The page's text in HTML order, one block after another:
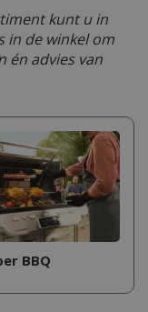
kunt u in
in de winkel om
én advies van
BBQ